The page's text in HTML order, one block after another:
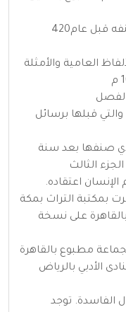
الأخلاق والسير في مداواة النفوس صنفه قبل عام420
العامية والأمثلة
قبلها برسائل
صنفها بعد سنة
الإنسان اعتقاده.
سنة 443 هـ/1051 م نشرت بمكتبة التراث بمكة
على نسخة
مطبوع بالقاهرة
الأدبي بالرياض
الفاسدة. توجد